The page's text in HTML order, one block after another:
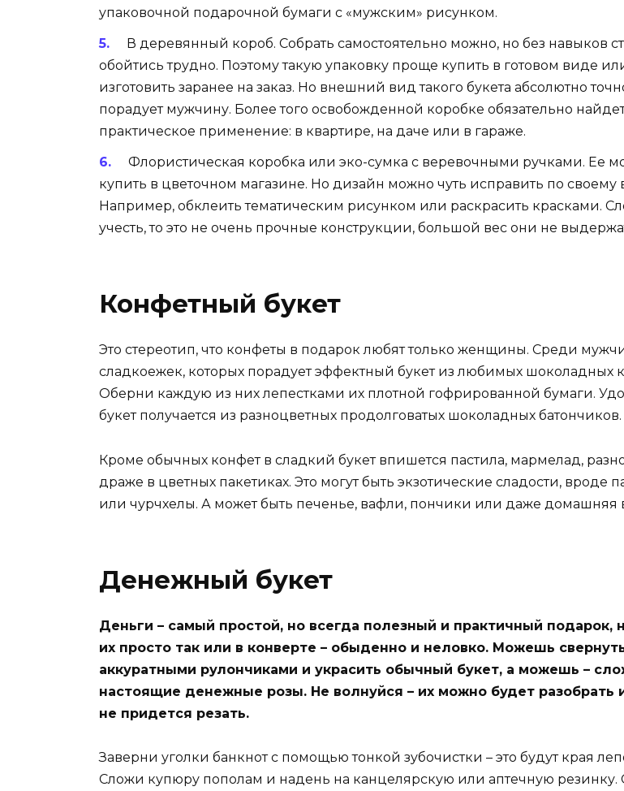
упаковочной подарочной бумаги с «мужским» рисунком.
В деревянный короб. Собрать самостоятельно можно, но без навыков
обойтись трудно. Поэтому такую упаковку проще купить в готовом виде
изготовить заранее на заказ. Но внешний вид такого букета абсолютно
порадует мужчину. Более того освобожденной коробке обязательно
практическое применение: в квартире, на даче или в гараже.
Флористическая коробка или эко-сумка с веревочными ручками. Ее
купить в цветочном магазине. Но дизайн можно чуть исправить по своему
Например, обклеить тематическим рисунком или раскрасить красками.
учесть, то это не очень прочные конструкции, большой вес они не
Конфетный букет
Это стереотип, что конфеты в подарок любят только женщины. Среди
сладкоежек, которых порадует эффектный букет из любимых шоколадных
Оберни каждую из них лепестками их плотной гофрированной бумаги.
букет получается из разноцветных продолговатых шоколадных батончиков.
Кроме обычных конфет в сладкий букет впишется пастила, мармелад,
драже в цветных пакетиках. Это могут быть экзотические сладости, вроде
или чурчхелы. А может быть печенье, вафли, пончики или даже домашняя
Денежный букет
Деньги – самый простой, но всегда полезный и практичный подарок,
их просто так или в конверте – обыденно и неловко. Можешь
аккуратными рулончиками и украсить обычный букет, а можешь –
настоящие денежные розы. Не волнуйся – их можно будет разобрать
не придется резать.
Заверни уголки банкнот с помощью тонкой зубочистки – это будут края
Сложи купюру пополам и надень на канцелярскую или аптечную резинку.